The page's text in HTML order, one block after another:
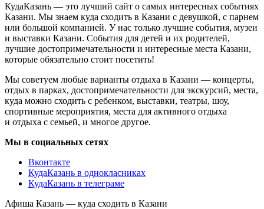
КудаКазань — это лучший сайт о самых интересных событиях
Казани. Мы знаем куда сходить в Казани с девушкой, с парнем
или большой компанией. У нас только лучшие события, музеи
и выставки Казани. События для детей и их родителей,
лучшие достопримечательности и интересные места Казани,
которые обязательно стоит посетить!
Мы советуем любые варианты отдыха в Казани — концерты,
отдых в парках, достопримечательности для экскурсий, места,
куда можно сходить с ребенком, выставки, театры, шоу,
спортивные мероприятия, места для активного отдыха
и отдыха с семьей, и многое другое.
Мы в социальных сетях
Вконтакте
КудаКазань в однокласниках
КудаКазань в телеграме
Афиша Казань — куда сходить в Казани